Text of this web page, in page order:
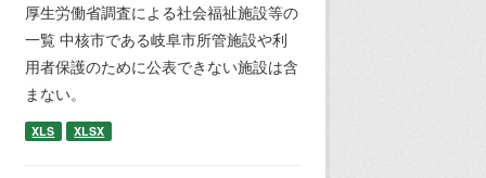
厚生労働省調査による社会福祉施設等の
一覧 中核市である岐阜市所管施設や利
用者保護のために公表できない施設は含
まない。
XLS XLSX